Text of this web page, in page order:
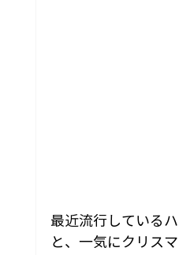
最近流行している
と、一気にクリス